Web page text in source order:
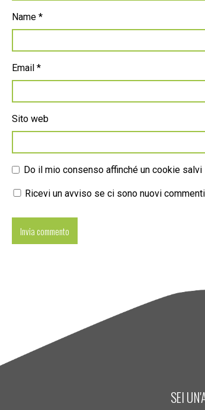
Name *
Email *
Sito web
Do il mio consenso affinché un cookie
Ricevi un avviso se ci sono nuovi
SEI